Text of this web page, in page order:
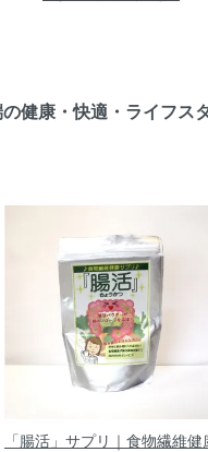
健康・快適・ライフス
「腸活」サプリ｜食物繊維健